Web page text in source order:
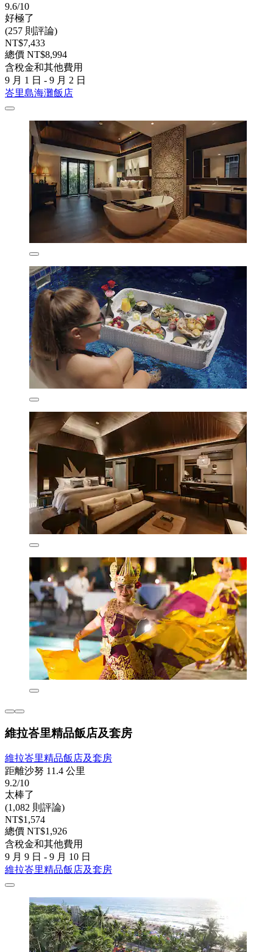
9.6/10
好極了
(257 則評論)
NT$7,433
總價 NT$8,994
含稅金和其他費用
9 月 1 日 - 9 月 2 日
峇里島海灘飯店
維拉峇里精品飯店及套房
維拉峇里精品飯店及套房
距離沙努 11.4 公里
9.2/10
太棒了
(1,082 則評論)
NT$1,574
總價 NT$1,926
含稅金和其他費用
9 月 9 日 - 9 月 10 日
維拉峇里精品飯店及套房